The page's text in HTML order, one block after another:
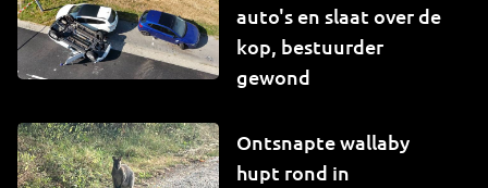
auto's en slaat over de
kop, bestuurder
gewond
Ontsnapte wallaby
hupt rond in